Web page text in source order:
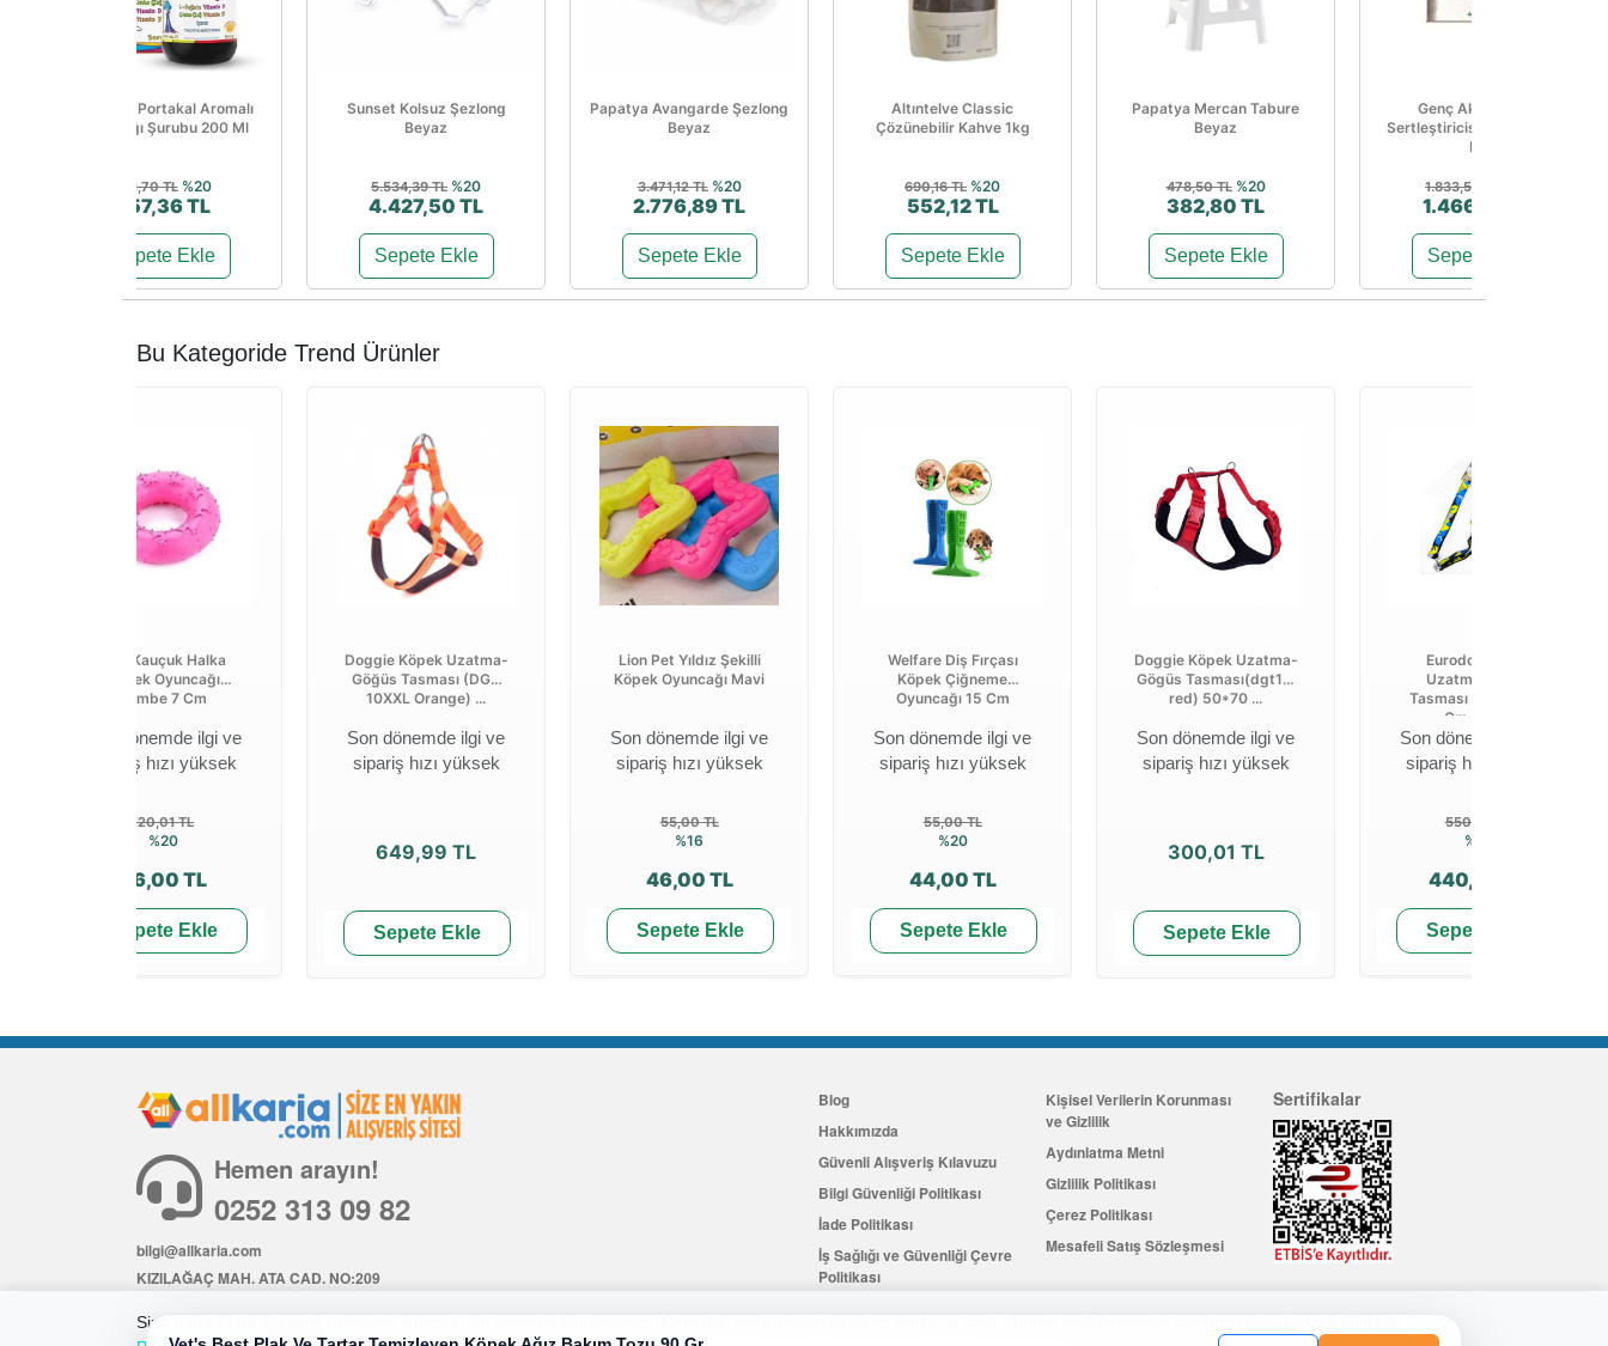
Nutrigen Portakal Aromalı
Balık Yağı Şurubu 200 Ml
821,70 TL %20
657,36 TL
Sepete Ekle
Sunset Kolsuz Şezlong
Beyaz
5.534,39 TL %20
4.427,50 TL
Sepete Ekle
Papatya Avangarde Şezlong
Beyaz
3.471,12 TL %20
2.776,89 TL
Sepete Ekle
Altıntelve Classic
Çözünebilir Kahve 1kg
690,16 TL %20
552,12 TL
Sepete Ekle
Papatya Mercan Tabure
Beyaz
478,50 TL %20
382,80 TL
Sepete Ekle
Genç Akrilik Boya
Sertleştiricisi B Bileşen 1,5
Kg
1.833,57 TL
1.466,86 TL
Sepete Ekle
Bu Kategoride Trend Ürünler
Lion Kauçuk Halka
Köpek Oyuncağı
Pembe 7 Cm
Son dönemde ilgi ve
sipariş hızı yüksek
120,01 TL
%20
96,00 TL
Sepete Ekle
Doggie Köpek Uzatma-
Göğüs Tasması (DGT
10XXL Orange) ...
Son dönemde ilgi ve
sipariş hızı yüksek
649,99 TL
Sepete Ekle
Lion Pet Yıldız Şekilli
Köpek Oyuncağı Mavi
Son dönemde ilgi ve
sipariş hızı yüksek
55,00 TL
%16
46,00 TL
Sepete Ekle
Welfare Diş Fırçası
Köpek Çiğneme
Oyuncağı 15 Cm
Son dönemde ilgi ve
sipariş hızı yüksek
55,00 TL
%20
44,00 TL
Sepete Ekle
Doggie Köpek Uzatma-
Gögüs Tasması(dgt10l
red) 50*70 ...
Son dönemde ilgi ve
sipariş hızı yüksek
300,01 TL
Sepete Ekle
Eurodog Köpek
Uzatma-gögüs
Tasması 25 Mm 120
Cm Sarı ...
Son dönemde ilgi ve
sipariş hızı yüksek
550,00 TL
%20
440,00 TL
Sepete Ekle
Size daha iyi bir alışveriş deneyimi sunmak için çerezler kullanıyoruz. Çerezler, tercihlerinizi hatırlamamıza ve web sitemizi geliştirmemize yardımcı olur. Detaylı bilgi için
Hemen arayın!
0252 313 09 82
bilgi@allkaria.com
KIZILAĞAÇ MAH. ATA CAD. NO:209
Blog
Hakkımızda
Güvenli Alışveriş Kılavuzu
Bilgi Güvenliği Politikası
İade Politikası
İş Sağlığı ve Güvenliği Çevre
Politikası
Kişisel Verilerin Korunması
ve Gizlilik
Aydınlatma Metni
Gizlilik Politikası
Çerez Politikası
Mesafeli Satış Sözleşmesi
Sertifikalar